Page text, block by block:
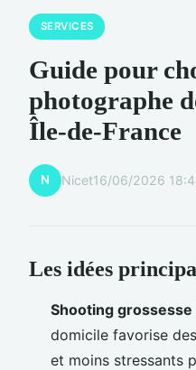
SERVICES
Guide pour
photographe
Île-de-France
N Nicet16/06/2026
Les idées
Shooting grossesse
domicile favorise
et moins stressants